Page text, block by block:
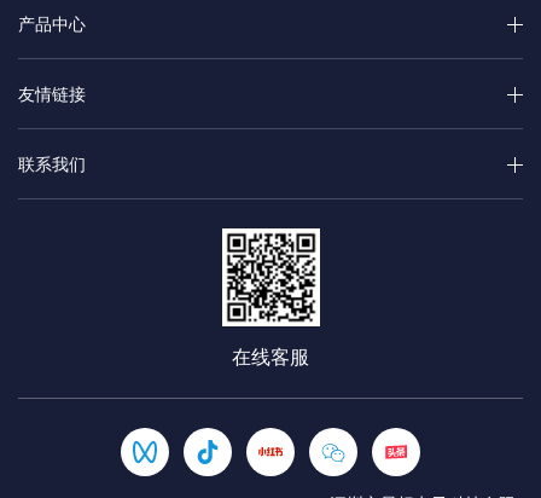
产品中心
友情链接
联系我们
在线客服